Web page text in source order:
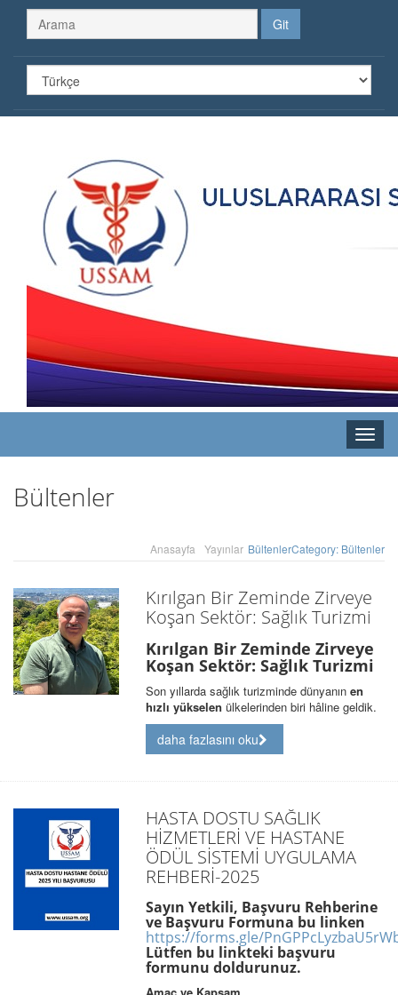
Toggle
Bültenler
Anasayfa Yayınlar BültenlerCategory: Bültenler
Kırılgan Bir Zeminde Zirveye
Koşan Sektör: Sağlık Turizmi
Kırılgan Bir Zeminde Zirveye
Koşan Sektör: Sağlık Turizmi
Son yıllarda sağlık turizminde dünyanınen
hızlı yükselen ülkelerinden biri hâline geldik.
daha fazlasını oku
HASTA DOSTU SAĞLIK
HİZMETLERİ VE HASTANE
ÖDÜL SİSTEMİ UYGULAMA
REHBERİ-2025
Sayın Yetkili, Başvuru Rehberine
ve Başvuru Formuna bu linken
https://forms.gle/
Lütfen bu linkteki başvuru
formunu doldurunuz.